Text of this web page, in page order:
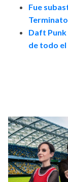
Fue
Daft Punk
de todo